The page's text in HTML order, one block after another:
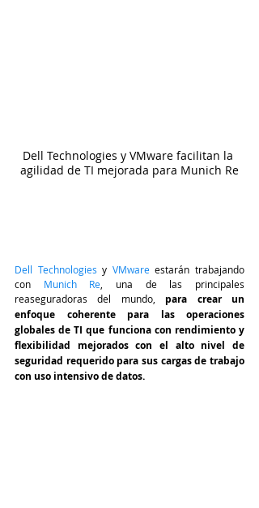
Dell Technologies y VMware facilitan la
agilidad de TI mejorada para Munich Re
Dell Technologies y VMware estarán trabajando
con Munich Re , una de las principales
reaseguradoras del mundo, para crear un
enfoque coherente para las operaciones
globales de TI que funciona con rendimiento y
flexibilidad mejorados con el alto nivel de
seguridad requerido para sus cargas de trabajo
con uso intensivo de datos.